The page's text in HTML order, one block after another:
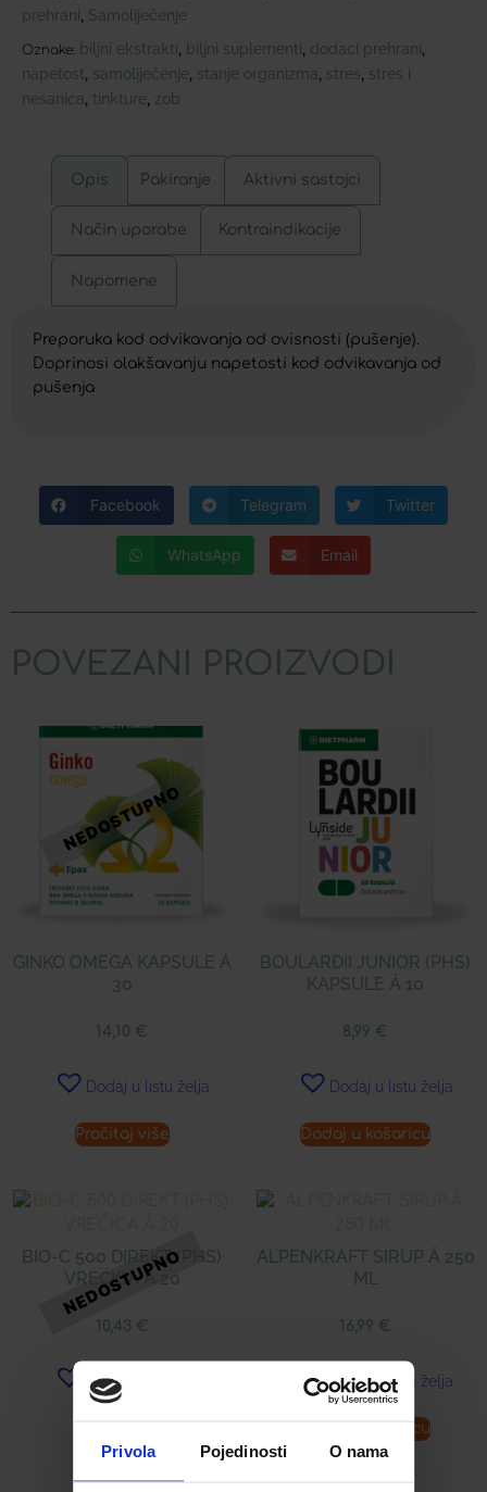
Privola Pojedinosti O nama
prehrani Samoliječenje
Oznake: biljni ekstrakti biljni suplementi dodaci prehrani
napetost samoliječenje stanje organizma stres stres i
nesanica tinkture zob
Opis Pakiranje Aktivni sastojci
Način uporabe Kontraindikacije
Napomene
Preporuka kod odvikavanja od ovisnosti (pušenje).
Doprinosi olakšavanju napetosti kod odvikavanja od
pušenja
Facebook Telegram Twitter
WhatsApp Email
POVEZANI PROIZVODI
GINKO OMEGA KAPSULE Á
30
14,10 €
Dodaj u listu želja
Pročitaj više
BOULARDII JUNIOR (PHS)
KAPSULE Á 10
8,99 €
Dodaj u listu želja
Dodaj u košaricu
BIO-C 500 DIREKT (PHS)
VREĆICA Á 20
10,43 €
Dodaj u listu želja
ALPENKRAFT SIRUP Á 250
ML
16,99 €
Dodaj u listu želja
Dodaj u košaricu